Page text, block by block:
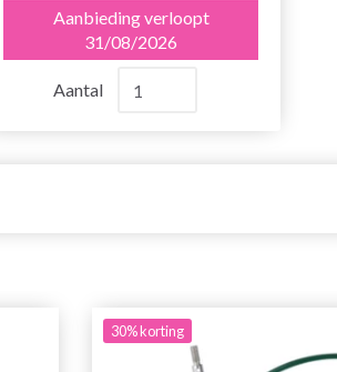
Aanbieding verloopt
31/08/2026
Aantal
30%korting